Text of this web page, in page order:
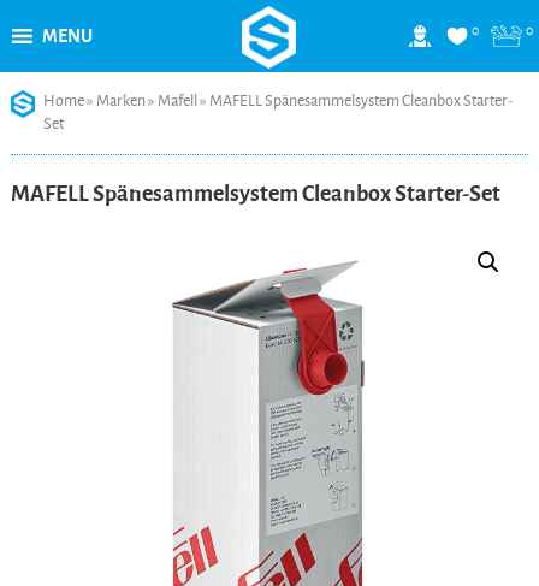
content
0 0
MENU
Home» Marken» Mafell » MAFELL Spänesammelsystem Cleanbox Starter-
Set
MAFELL Spänesammelsystem Cleanbox Starter-Set